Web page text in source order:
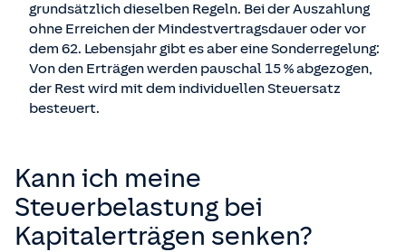
grundsätzlich dieselben Regeln. Bei der Auszahlung
ohne Erreichen der Mindestvertragsdauer oder vor
dem 62. Lebensjahr gibt es aber eine Sonderregelung:
Von den Erträgen werden pauschal 15 % abgezogen,
der Rest wird mit dem individuellen Steuersatz
besteuert.
Kann ich meine
Steuerbelastung bei
Kapitalerträgen senken?